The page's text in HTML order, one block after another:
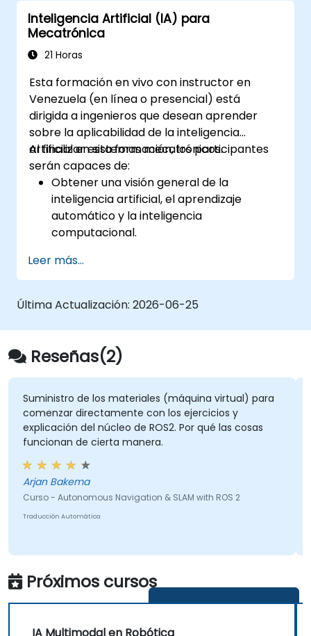
Ponte en Contacto
Inteligencia Artificial (IA) para
Mecatrónica
21 Horas
Esta formación en vivo con instructor en
Venezuela (en línea o presencial) está
dirigida a ingenieros que desean aprender
sobre la aplicabilidad de la inteligencia
artificial en sistemas mecatrónicos.
Al finalizar esta formación, los participantes
serán capaces de:
Obtener una visión general de la
inteligencia artificial, el aprendizaje
automático y la inteligencia
computacional.
neuronales y diferentes métodos de
aprendizaje.
Seleccionar enfoques de inteligencia
problemas de la vida real.
Implementar aplicaciones de IA en
ingeniería mecatrónica.
Leer más...
Última Actualización: 2026-06-25
Reseñas(2)
de los materiales (máquina virtual) para
directamente con los ejercicios y
del núcleo de ROS2. Por qué las cosas
de cierta manera.
Navigation & SLAM with ROS 2
su
Próximos cursos
IA Multimodal en Robótica